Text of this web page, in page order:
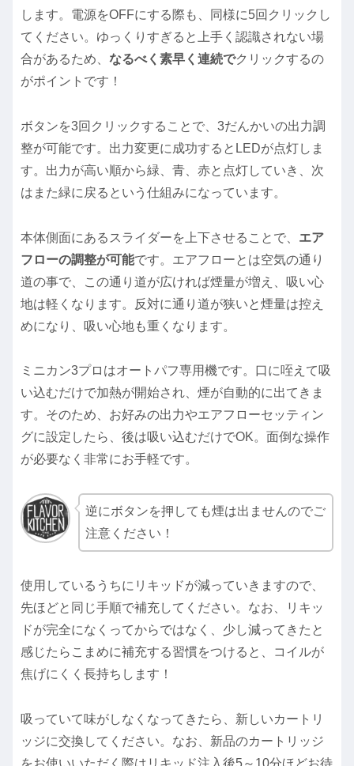
します。電源をOFFにする際も、同様に5回クリックし
てください。ゆっくりすぎると上手く認識されない場
合があるため、 なるべく素早く連続でクリックするの
がポイントです！
ボタンを3回クリックすることで、3だんかいの出力調
整が可能です。出力変更に成功するとLEDが点灯しま
す。出力が高い順から緑、青、赤と点灯していき、次
はまた緑に戻るという仕組みになっています。
本体側面にあるスライダーを上下させることで、 エア
フローの調整が可能です。エアフローとは空気の通り
道の事で、この通り道が広ければ煙量が増え、吸い心
地は軽くなります。反対に通り道が狭いと煙量は控え
めになり、吸い心地も重くなります。
ミニカン3プロはオートパフ専用機です。口に咥えて吸
い込むだけで加熱が開始され、煙が自動的に出てきま
す。そのため、お好みの出力やエアフローセッティン
グに設定したら、後は吸い込むだけでOK。面倒な操作
が必要なく非常にお手軽です。
逆にボタンを押しても煙は出ませんのでご
注意ください！
使用しているうちにリキッドが減っていきますので、
先ほどと同じ手順で補充してください。なお、リキッ
ドが完全になくってからではなく、少し減ってきたと
感じたらこまめに補充する習慣をつけると、コイルが
焦げにくく長持ちします！
吸っていて味がしなくなってきたら、新しいカートリ
ッジに交換してください。なお、新品のカートリッジ
をお使いいただく際はリキッド注入後5～10分ほどお待